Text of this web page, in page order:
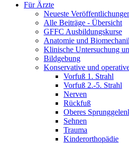
Für Ärzte
Neueste
Alle Beiträge - Übersicht
GFFC Ausbildungskurse
Anatomie und
Klinische Untersuchung
Bildgebung
Konservative und
Vorfuß 1. Strahl
Vorfuß 2.-5. Strahl
Nerven
Rückfuß
Oberes
Sehnen
Trauma
Kinderorthopädie